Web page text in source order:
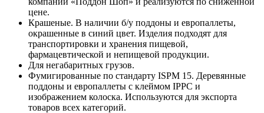
цене.
Крашеные. В наличии б/у поддоны и европаллеты,
окрашенные в синий цвет. Изделия подходят для
транспортировки и хранения пищевой,
фармацевтической и непищевой продукции.
Для негабаритных грузов.
Фумигированные по стандарту ISPM 15. Деревянные
поддоны и европаллеты с клеймом IPPC и
изображением колоска. Используются для экспорта
товаров всех категорий.